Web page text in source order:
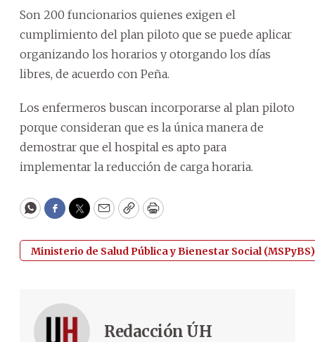
Son 200 funcionarios quienes exigen el
cumplimiento del plan piloto que se puede aplicar
organizando los horarios y otorgando los días
libres, de acuerdo con Peña.
Los enfermeros buscan incorporarse al plan piloto
porque consideran que es la única manera de
demostrar que el hospital es apto para
implementar la reducción de carga horaria.
WhatsApp
Facebook
Twitter
EmailCopyPrint
Ministerio de Salud Pública y Bienestar Social (MSPyBS)
Redacción ÚH